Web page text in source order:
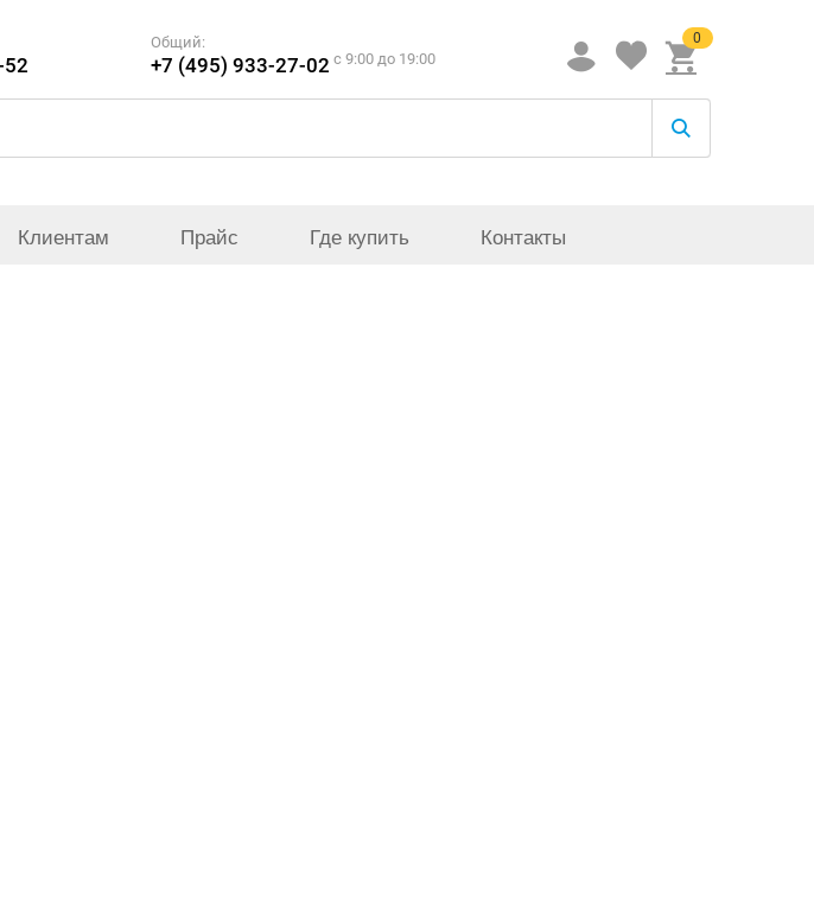
52
Общий:
+7 (495) 933-27-02 c 9:00 до 19:00
0
Клиентам Прайс Где купить Контакты